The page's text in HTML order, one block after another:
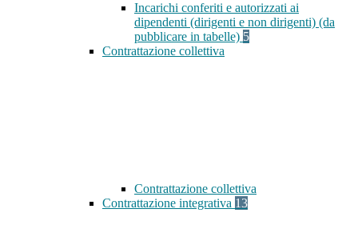
Incarichi conferiti e autorizzati ai
dipendenti (dirigenti e non dirigenti) (da
pubblicare in tabelle) 5
Contrattazione collettiva
Contrattazione collettiva
Contrattazione integrativa 13